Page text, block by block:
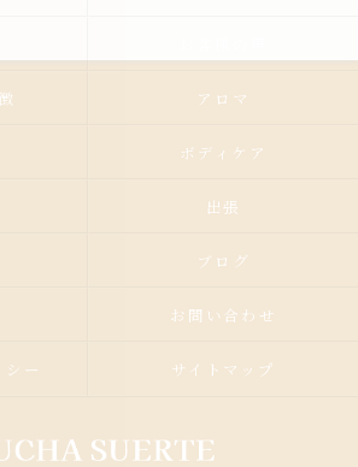
アロマ
ボディケア
出張
ブログ
お問い合わせ
ー サイトマップ